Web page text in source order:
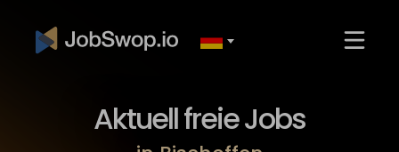
Aktuell freie Jobs